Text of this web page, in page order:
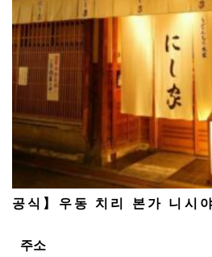
공식】우동 치리 본가 니시
주소